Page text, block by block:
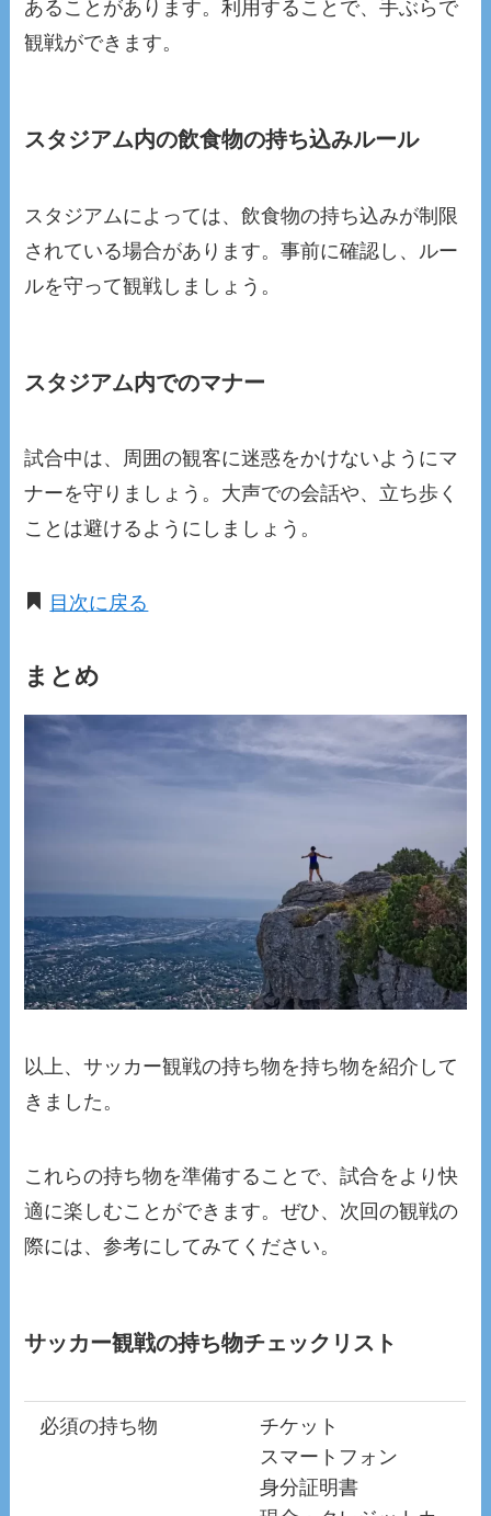
あることがあります。利用することで、手ぶらで
観戦ができます。
スタジアム内の飲食物の持ち込みルール
スタジアムによっては、飲食物の持ち込みが制限
されている場合があります。事前に確認し、ルー
ルを守って観戦しましょう。
スタジアム内でのマナー
試合中は、周囲の観客に迷惑をかけないようにマ
ナーを守りましょう。大声での会話や、立ち歩く
ことは避けるようにしましょう。
目次に戻る
まとめ
以上、サッカー観戦の持ち物を持ち物を紹介して
きました。
これらの持ち物を準備することで、試合をより快
適に楽しむことができます。ぜひ、次回の観戦の
際には、参考にしてみてください。
サッカー観戦の持ち物チェックリスト
必須の持ち物
チケット
スマートフォン
身分証明書